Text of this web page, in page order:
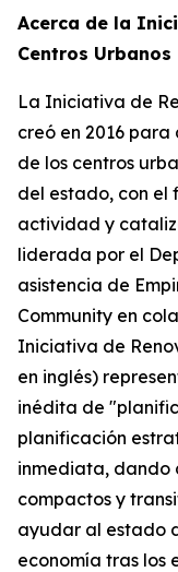
Acerca de la
Centros Urbanos
La Iniciativa de
creó en 2016
de los centros
del estado, con el
actividad y
liderada por el
asistencia de
Community en
Iniciativa de
en inglés)
inédita de
planificación
inmediata, dando
compactos y
ayudar al estado
economía tras los